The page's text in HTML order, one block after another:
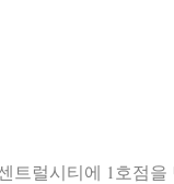
트럴시티에 1호점